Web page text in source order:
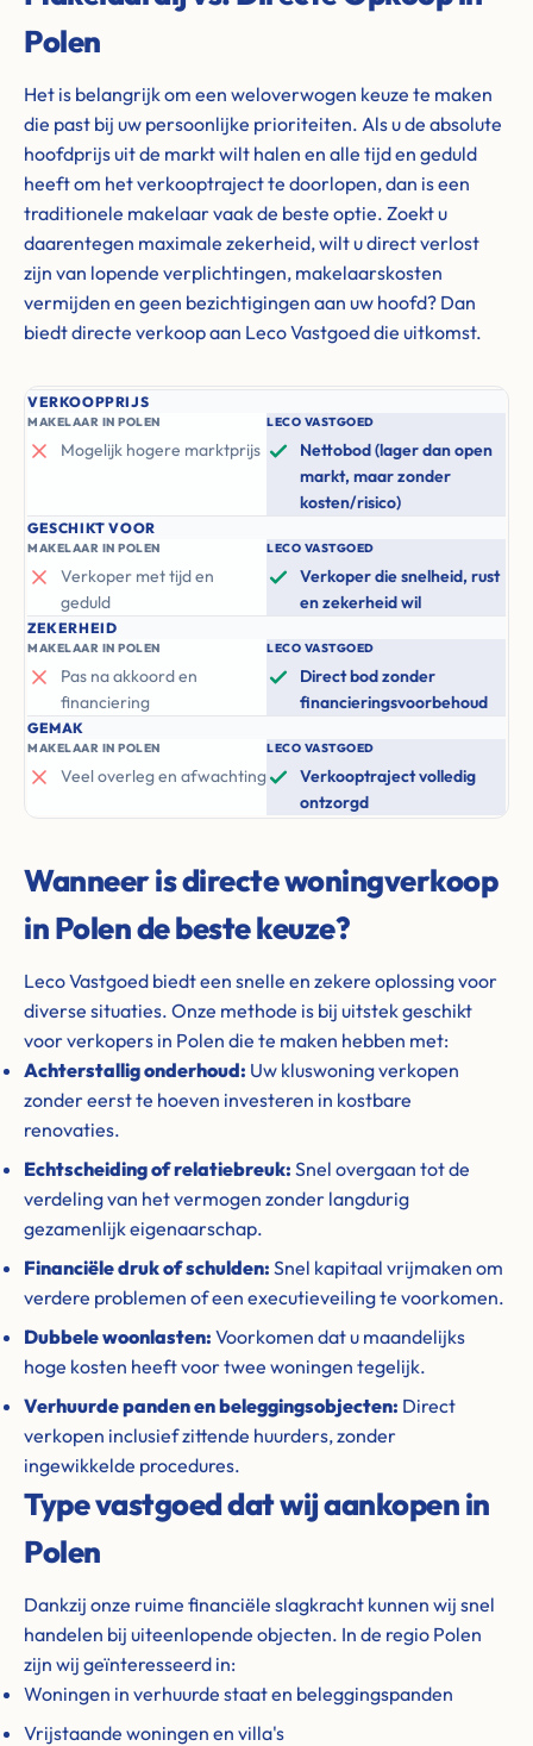
Polen
Het is belangrijk om een weloverwogen keuze te maken
die past bij uw persoonlijke prioriteiten. Als u de absolute
hoofdprijs uit de markt wilt halen en alle tijd en geduld
heeft om het verkooptraject te doorlopen, dan is een
traditionele makelaar vaak de beste optie. Zoekt u
daarentegen maximale zekerheid, wilt u direct verlost
zijn van lopende verplichtingen, makelaarskosten
vermijden en geen bezichtigingen aan uw hoofd? Dan
biedt directe verkoop aan Leco Vastgoed die uitkomst.
VERKOOPPRIJS
MAKELAAR IN POLEN
Mogelijk hogere marktprijs
LECO VASTGOED
Nettobod (lager dan open
markt, maar zonder
kosten/risico)
GESCHIKT VOOR
MAKELAAR IN POLEN
Verkoper met tijd en
geduld
LECO VASTGOED
Verkoper die snelheid, rust
en zekerheid wil
ZEKERHEID
MAKELAAR IN POLEN
Pas na akkoord en
financiering
LECO VASTGOED
Direct bod zonder
financieringsvoorbehoud
GEMAK
MAKELAAR IN POLEN
Veel overleg en afwachting
LECO VASTGOED
Verkooptraject volledig
ontzorgd
Wanneer is directe woningverkoop
in Polen de beste keuze?
Leco Vastgoed biedt een snelle en zekere oplossing voor
diverse situaties. Onze methode is bij uitstek geschikt
voor verkopers in Polen die te maken hebben met:
Achterstallig onderhoud: Uw kluswoning verkopen
zonder eerst te hoeven investeren in kostbare
renovaties.
Echtscheiding of relatiebreuk: Snel overgaan tot de
verdeling van het vermogen zonder langdurig
gezamenlijk eigenaarschap.
Financiële druk of schulden: Snel kapitaal vrijmaken om
verdere problemen of een executieveiling te voorkomen.
Dubbele woonlasten: Voorkomen dat u maandelijks
hoge kosten heeft voor twee woningen tegelijk.
Verhuurde panden en beleggingsobjecten: Direct
verkopen inclusief zittende huurders, zonder
ingewikkelde procedures.
Type vastgoed dat wij aankopen in
Polen
Dankzij onze ruime financiële slagkracht kunnen wij snel
handelen bij uiteenlopende objecten. In de regio Polen
zijn wij geïnteresseerd in:
Woningen in verhuurde staat en beleggingspanden
Vrijstaande woningen en villa's